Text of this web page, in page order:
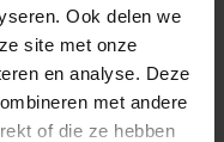
Ook delen we
site met onze
en analyse. Deze
met andere
of die ze hebben
10W 1000lm
opal UGR<22 ø145mm -